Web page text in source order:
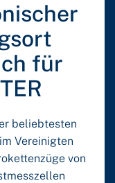
für
beliebtesten
Vereinigten
von